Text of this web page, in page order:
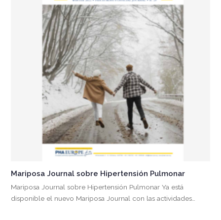
Mariposa Journal sobre Hipertensión Pulmonar
Mariposa Journal sobre Hipertensión Pulmonar Ya está
disponible el nuevo Mariposa Journal con las actividades…